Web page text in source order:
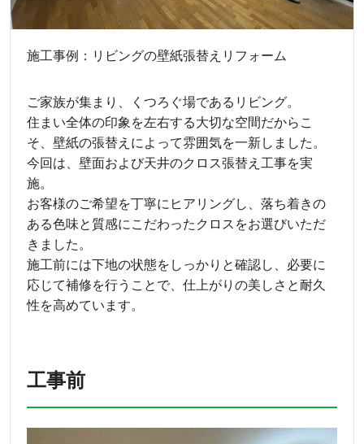
施工事例：リビングの壁紙張替えリフォーム
ご家族が集まり、くつろぐ場であるリビング。
住まい全体の印象を左右する大切な空間だからこ
そ、壁紙の張替えによって雰囲気を一新しました。
今回は、壁面および天井のクロス張替え工事を実
施。
お客様のご希望を丁寧にヒアリングし、落ち着きの
ある色味と質感にこだわったクロスをお選びいただ
きました。
施工前には下地の状態をしっかりと確認し、必要に
応じて補修を行うことで、仕上がりの美しさと耐久
性を高めています。
工事前